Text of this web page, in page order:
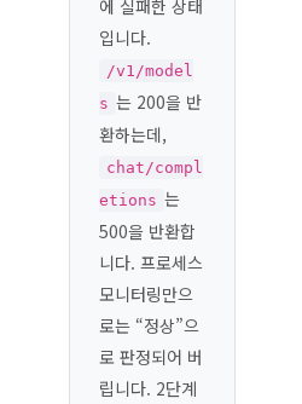
에 실패한 상태
입니다.
/v1/model
s 는 200을 반
환하는데,
chat/compl
etions 는
500을 반환합
니다. 프로세스
모니터링만으
로는 “정상”으
로 판정되어 버
립니다. 2단계